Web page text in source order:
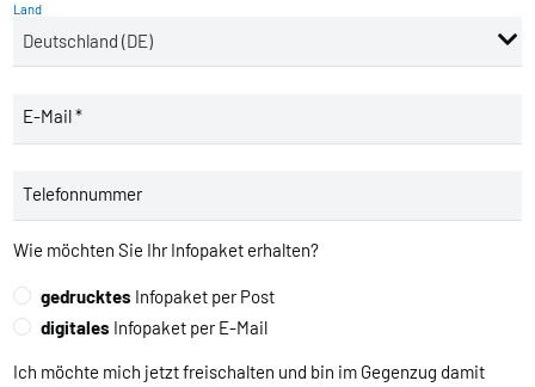
Land
E-Mail *
Telefonnummer
Wie möchten Sie Ihr Infopaket erhalten?
gedrucktes Infopaket per Post
digitales Infopaket per E-Mail
Ich möchte mich jetzt freischalten und bin im Gegenzug damit